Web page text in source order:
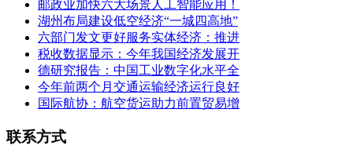
邮政业加快六大场景人工智能应用！
湖州布局建设低空经济“一城四高地”
六部门发文更好服务实体经济：推进
税收数据显示：今年我国经济发展开
德研究报告：中国工业数字化水平全
今年前两个月交通运输经济运行良好
国际航协：航空货运助力前置贸易增
联系方式